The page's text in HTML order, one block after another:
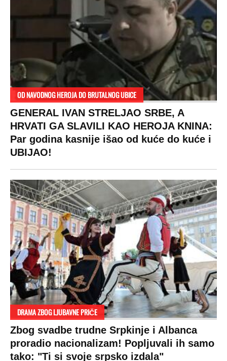
OD NAVODNOG HEROJA DO BRUTALNOG UBICE
GENERAL IVAN STRELJAO SRBE, A
HRVATI GA SLAVILI KAO HEROJA KNINA:
Par godina kasnije išao od kuće do kuće i
UBIJAO!
DRAMA ZBOG LJUBAVNE PRIČE
Zbog svadbe trudne Srpkinje i Albanca
proradio nacionalizam! Popljuvali ih samo
tako: "Ti si svoje srpsko izdala"